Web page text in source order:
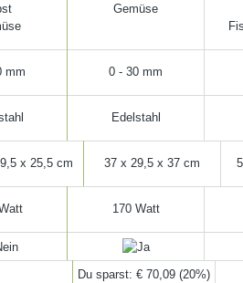
Gemüse
mm 0 - 30 mm
Edelstahl
x 25,5 cm 37 x 29,5 x 37 cm
170 Watt
Du sparst: € 70,09 (20%)